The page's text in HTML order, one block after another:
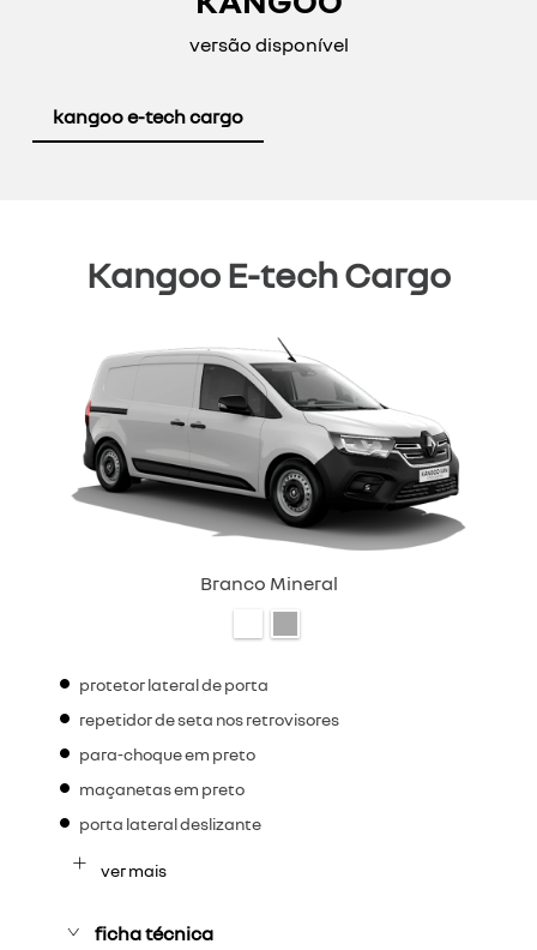
versão disponível
kangoo e-tech cargo
Kangoo E-tech Cargo
Branco Mineral
protetor lateral de porta
repetidor de seta nos retrovisores
para-choque em preto
maçanetas em preto
porta lateral deslizante
ver mais
ficha técnica